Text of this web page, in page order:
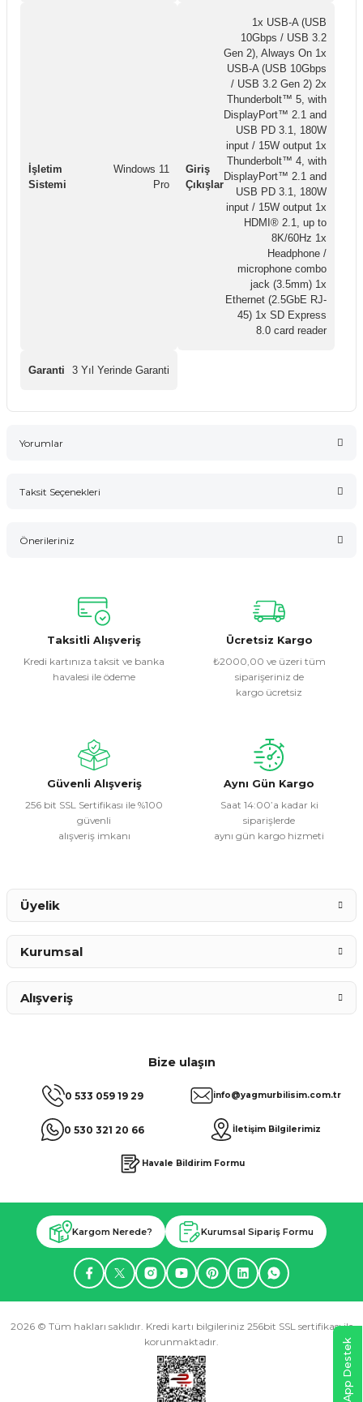
İşletim
Sistemi
Windows 11
Pro
Giriş
Çıkışlar
1x USB-A (USB
10Gbps / USB 3.2
Gen 2), Always On 1x
USB-A (USB 10Gbps
/ USB 3.2 Gen 2) 2x
Thunderbolt™ 5, with
DisplayPort™ 2.1 and
USB PD 3.1, 180W
input / 15W output 1x
Thunderbolt™ 4, with
DisplayPort™ 2.1 and
USB PD 3.1, 180W
input / 15W output 1x
HDMI® 2.1, up to
8K/60Hz 1x
Headphone /
microphone combo
jack (3.5mm) 1x
Ethernet (2.5GbE RJ-
45) 1x SD Express
8.0 card reader
Garanti 3 Yıl Yerinde Garanti
Yorumlar
Taksit Seçenekleri
Önerileriniz
konularda yetersiz gördüğünüz noktaları öneri formunu
kullanarak tarafımıza iletebilirsiniz.
Görüş ve önerileriniz için teşekkür ederiz.
Ürün resmi kalitesiz, bozuk veya görüntülenemiyor.
Ürün fiyatı diğer sitelerden daha pahalı.
Bu ürüne benzer farklı alternatifler olmalı.
Taksitli Alışveriş
Kredi kartınıza taksit ve banka
havalesi ile ödeme
Ücretsiz Kargo
₺2000,00 ve üzeri tüm
siparişeriniz de
kargo ücretsiz
Güvenli Alışveriş
256 bit SSL Sertifikası ile %100
güvenli
alışveriş imkanı
Aynı Gün Kargo
Saat 14:00’a kadar ki
siparişlerde
aynı gün kargo hizmeti
Bize ulaşın
0 533 059 19 29
0 530 321 20 66
info@yagmurbilisim.com.tr
İletişim Bilgilerimiz
Havale Bildirim Formu
Üyelik
Kurumsal
Alışveriş
Kargom Nerede? Kurumsal Sipariş Formu
2026 © Tüm hakları saklıdır. Kredi kartı bilgileriniz 256bit SSL sertifikası ile
korunmaktadır.